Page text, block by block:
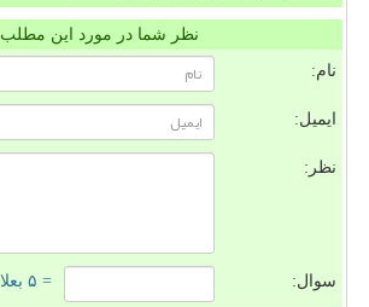
نظر شما در مورد این مطلب
نام:
ایمیل:
نظر:
سوال: = ۵ بعلاوه ۵